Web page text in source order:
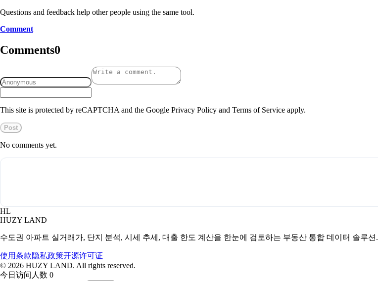
Questions and feedback help other people using the same tool.
Comment
Comments0
This site is protected by reCAPTCHA and the Google Privacy Policy and Terms of Service apply.
Post
No comments yet.
HL
HUZY LAND
수도권 아파트 실거래가, 단지 분석, 시세 추세, 대출 한도 계산을 한눈에 검토하는 부동산 통합 데이터 솔루션.
使用条款隐私政策开源许可证
© 2026 HUZY LAND. All rights reserved.
今日访问人数 0